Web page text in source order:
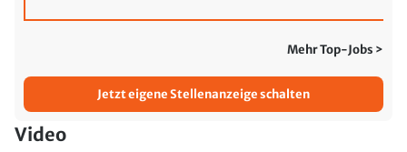
Mehr Top-Jobs >
Jetzt eigene Stellenanzeige schalten
Video